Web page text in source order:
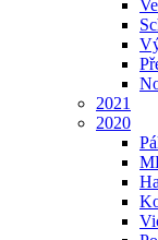
2021
2020